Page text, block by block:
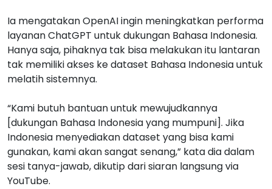
Ia mengatakan OpenAI ingin meningkatkan performa
layanan ChatGPT untuk dukungan Bahasa Indonesia.
Hanya saja, pihaknya tak bisa melakukan itu lantaran
tak memiliki akses ke dataset Bahasa Indonesia untuk
melatih sistemnya.
“Kami butuh bantuan untuk mewujudkannya
[dukungan Bahasa Indonesia yang mumpuni]. Jika
Indonesia menyediakan dataset yang bisa kami
gunakan, kami akan sangat senang,” kata dia dalam
sesi tanya-jawab, dikutip dari siaran langsung via
YouTube.